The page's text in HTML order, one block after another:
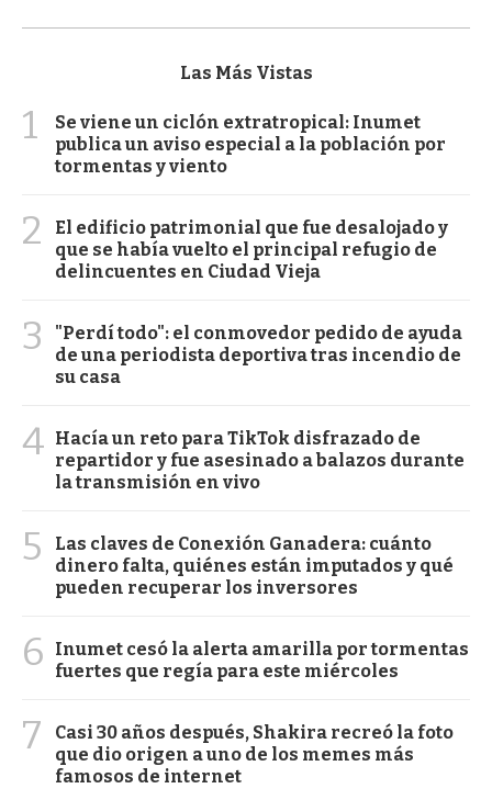
Las Más Vistas
1
Se viene un ciclón extratropical: Inumet
publica un aviso especial a la población por
tormentas y viento
2
El edificio patrimonial que fue desalojado y
que se había vuelto el principal refugio de
delincuentes en Ciudad Vieja
3
"Perdí todo": el conmovedor pedido de ayuda
de una periodista deportiva tras incendio de
su casa
4 Hacía un reto para TikTok disfrazado de
repartidor y fue asesinado a balazos durante
la transmisión en vivo
5
Las claves de Conexión Ganadera: cuánto
dinero falta, quiénes están imputados y qué
pueden recuperar los inversores
6
Inumet cesó la alerta amarilla por tormentas
fuertes que regía para este miércoles
7
Casi 30 años después, Shakira recreó la foto
que dio origen a uno de los memes más
famosos de internet